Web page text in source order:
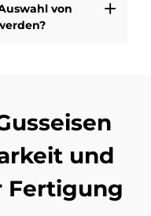
von
und
Fertigung